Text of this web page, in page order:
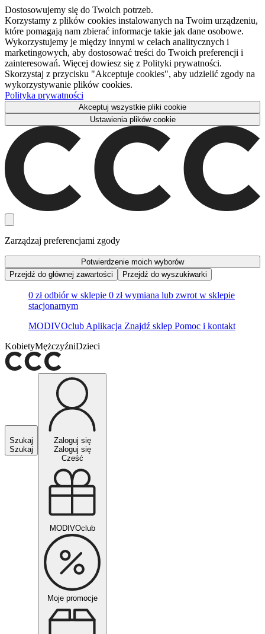
Dostosowujemy się do Twoich potrzeb.
Korzystamy z plików cookies instalowanych na Twoim urządzeniu,
które pomagają nam zbierać informacje takie jak dane osobowe.
Wykorzystujemy je między innymi w celach analitycznych i
marketingowych, aby dostosować treści do Twoich preferencji i
zainteresowań. Więcej dowiesz się z Polityki prywatności.
Skorzystaj z przycisku "Akceptuje cookies", aby udzielić zgody na
wykorzystywanie plików cookies.
Polityka prywatności
Akceptuj wszystkie pliki cookie
Ustawienia plików cookie
Zarządzaj preferencjami zgody
Potwierdzenie moich wyborów
Przejdź do głównej zawartości
Przejdź do wyszukiwarki
0 zł odbiór w sklepie 0 zł wymiana lub zwrot w sklepie
stacjonarnym
MODIVOclub Aplikacja Znajdź sklep Pomoc i kontakt
KobietyMężczyźniDzieci
Szukaj
Szukaj
Zaloguj się
Zaloguj się
Cześć
MODIVOclub
Moje promocje